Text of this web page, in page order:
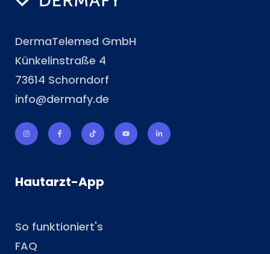
DermaTelemed GmbH
Künkelinstraße 4
73614 Schorndorf
info@dermafy.de
Hautarzt-App
So funktioniert's
FAQ